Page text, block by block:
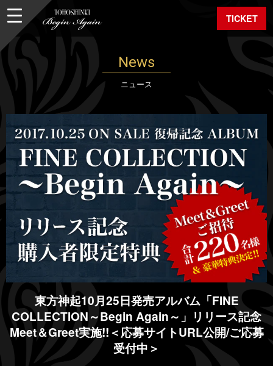
TICKET
News
ニュース
東方神起10月25日発売アルバム「FINE
COLLECTION～Begin Again～」リリース記念
Meet＆Greet実施!!＜応募サイトURL公開/ご応募
受付中＞